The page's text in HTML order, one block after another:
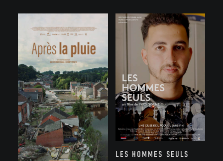
LES HOMMES SEULS